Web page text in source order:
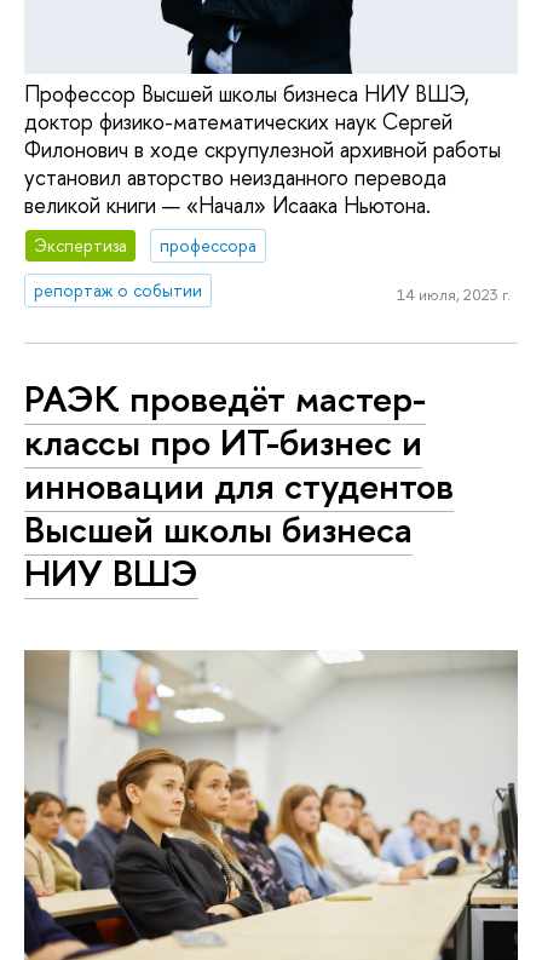
Профессор Высшей школы бизнеса НИУ ВШЭ,
доктор физико-математических наук Сергей
Филонович в ходе скрупулезной архивной работы
установил авторство неизданного перевода
великой книги — «Начал» Исаака Ньютона.
Экспертиза
профессора
репортаж о событии
14 июля, 2023 г.
РАЭК проведёт мастер-
классы про ИТ-бизнес и
инновации для студентов
Высшей школы бизнеса
НИУ ВШЭ